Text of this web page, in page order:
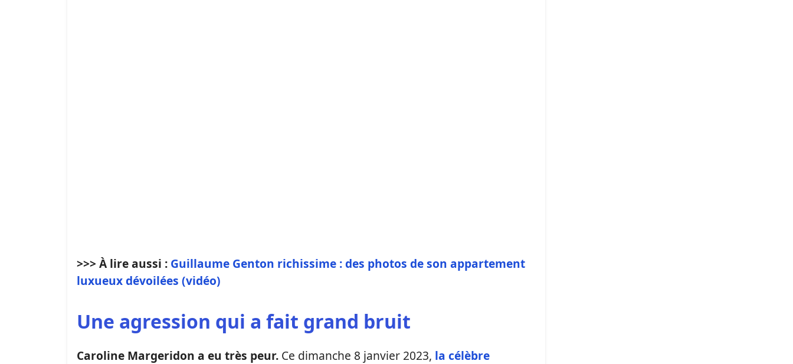
>>> À lire aussi : Guillaume Genton richissime : des photos de son appartement
luxueux dévoilées (vidéo)
Une agression qui a fait grand bruit
Caroline Margeridon a eu très peur. Ce dimanche 8 janvier 2023, la célèbre